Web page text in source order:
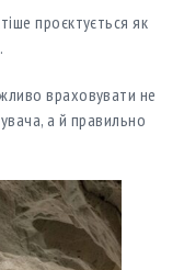
проєктується як
враховувати не
а й правильно